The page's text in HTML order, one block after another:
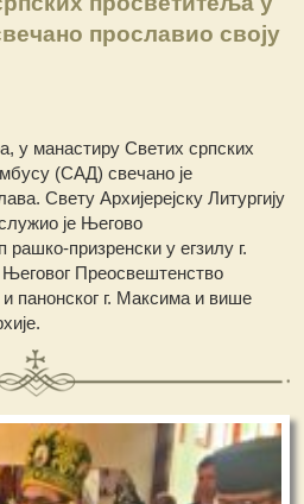
прославио своју
у манастиру Светих српских
(САД) свечано је
Свету Архијерејску Литургију
је Његово
призренски у егзилу г.
Преосвештенство
панонског г. Максима и више